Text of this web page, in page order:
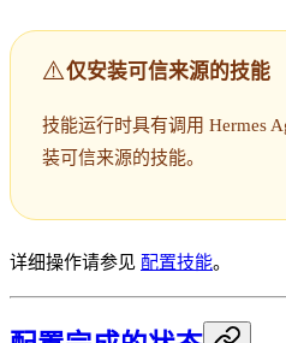
⚠️仅安装可信来源的技能
技能运行时具有调用 Hermes
装可信来源的技能。
详细操作请参见 配置技能。